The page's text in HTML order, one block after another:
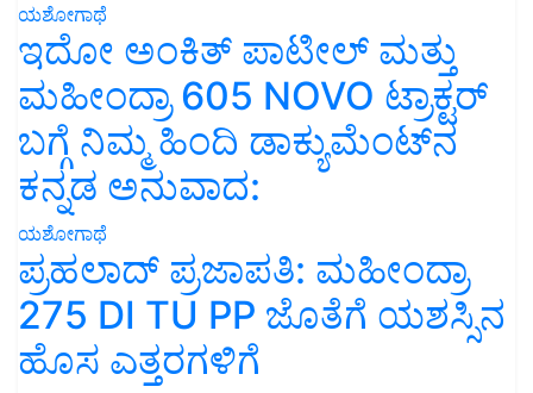
ಯಶೋಗಾಥೆ
ಇದೋ ಅಂಕಿತ್ ಪಾಟೀಲ್ ಮತ್ತು
ಮಹೀಂದ್ರಾ 605 NOVO ಟ್ರಾಕ್ಟರ್
ಬಗ್ಗೆ ನಿಮ್ಮ ಹಿಂದಿ ಡಾಕ್ಯುಮೆಂಟ್‌ನ
ಕನ್ನಡ ಅನುವಾದ:
ಯಶೋಗಾಥೆ
ಪ್ರಹಲಾದ್ ಪ್ರಜಾಪತಿ: ಮಹೀಂದ್ರಾ
275 DI TU PP ಜೊತೆಗೆ ಯಶಸ್ಸಿನ
ಹೊಸ ಎತ್ತರಗಳಿಗೆ